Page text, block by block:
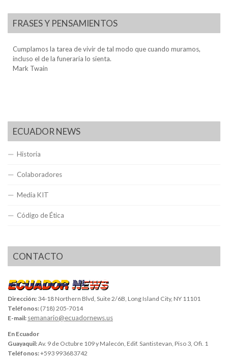
FRASES Y PENSAMIENTOS
Cumplamos la tarea de vivir de tal modo que cuando muramos,
incluso el de la funeraria lo sienta.
Mark Twain
ECUADOR NEWS
Historia
Colaboradores
Media KIT
Código de Ética
CONTACTO
Dirección: 34-18 Northern Blvd, Suite 2/6B, Long Island City, NY 11101
Teléfonos: (718) 205-7014
E-mail: semanario@ecuadornews.us
En Ecuador
Guayaquil:Av. 9 de Octubre 109 y Malecón, Edif. Santistevan, Piso 3, Ofi. 1
Teléfonos:+593 993683742